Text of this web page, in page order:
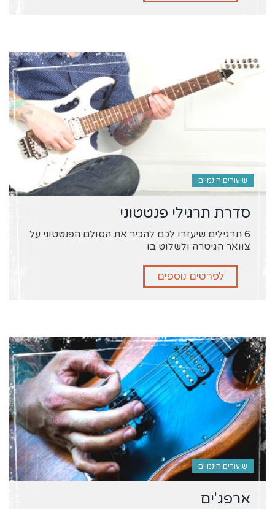
שיעורים חינמיים
סדרת תרגילי פנטטוני
6 תרגילים שיעזרו לכם להכיר את הסולם הפנטטוני על
צוואר הגיטרה ולשלוט בו
לפרטים נוספים
שיעורים חינמיים
ארפג'ים